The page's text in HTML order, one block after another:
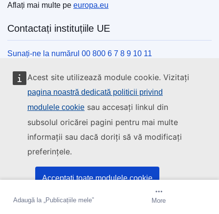
Acest site utilizează module cookie. Vizitați
pagina noastră dedicată politicii privind
modulele cookie sau accesați linkul din
subsolul oricărei pagini pentru mai multe
informații sau dacă doriți să vă modificați
preferințele.
Acceptați toate modulele cookie
Acceptați doar cookie-urile esențiale
Adaugă la „Publicațiile mele” Creați o alertă
More
Aflați mai multe pe europa.eu
Contactați instituțiile UE
Sunați-ne la numărul 00 800 6 7 8 9 10 11
Utilizați alte opțiuni telefonice
Scrieți-ne completând formularul de contact
Descoperiți canalele UE pe rețelele sociale
Instituțiile și organismele UE
Găsiți o instituție/un organism UE